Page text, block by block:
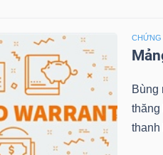
CHỨNG
Bùng
thăng
thanh